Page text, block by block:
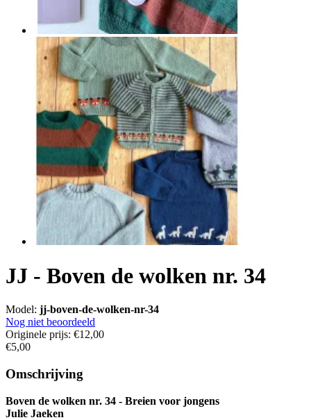
JJ - Boven de wolken nr. 34
Model: jj-boven-de-wolken-nr-34
Nog niet beoordeeld
Originele prijs: €12,00
€5,00
Omschrijving
Boven de wolken nr. 34 - Breien voor jongens
Julie Jaeken